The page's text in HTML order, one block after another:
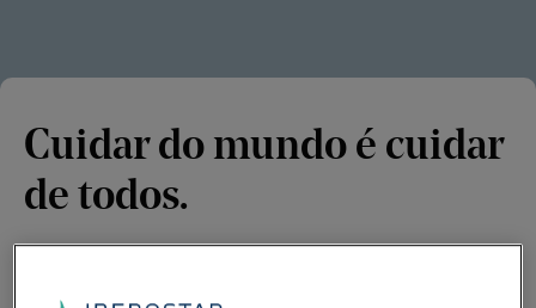
Cuidar do mundo é cuidar
de todos.
Na Iberostar estamos empenhados em valorizar mais do que